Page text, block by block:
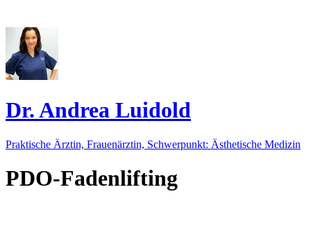
Dr. Andrea Luidold
Praktische Ärztin, Frauenärztin, Schwerpunkt: Ästhetische Medizin
PDO-Fadenlifting